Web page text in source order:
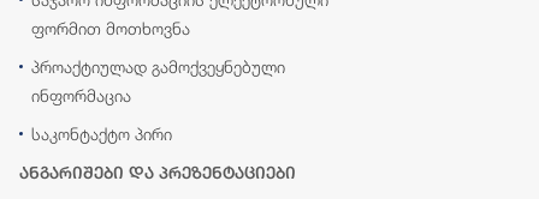
ფორმით მოთხოვნა
პროაქტიულად გამოქვეყნებული
ინფორმაცია
საკონტაქტო პირი
ანგარიშები და პრეზენტაციები